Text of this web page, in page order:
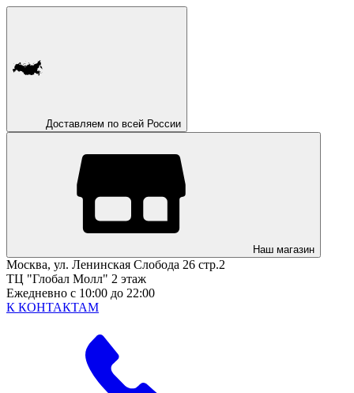
Доставляем по всей России
Наш магазин
Москва, ул. Ленинская Слобода 26 стр.2
ТЦ "Глобал Молл" 2 этаж
Ежедневно с 10:00 до 22:00
К КОНТАКТАМ